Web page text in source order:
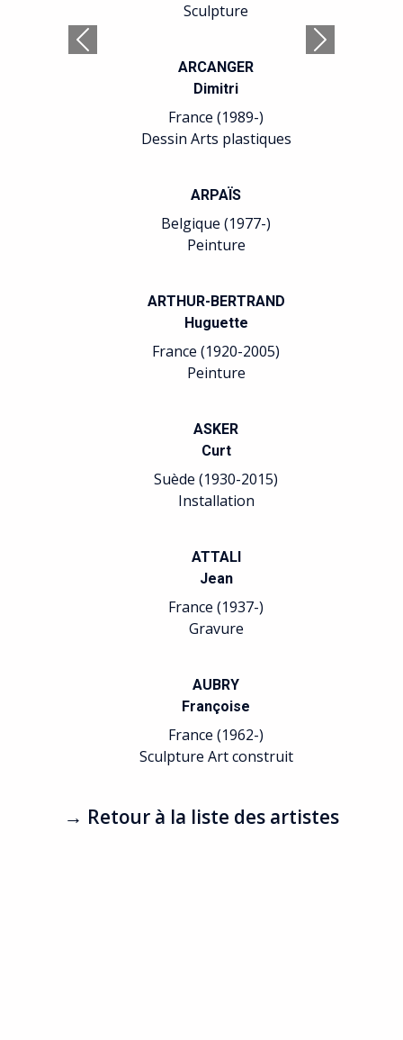
Sculpture
ARCANGER
Dimitri
France (1989-)
Dessin Arts plastiques
ARPAÏS
Belgique (1977-)
Peinture
ARTHUR-BERTRAND
Huguette
France (1920-2005)
Peinture
ASKER
Curt
Suède (1930-2015)
Installation
ATTALI
Jean
France (1937-)
Gravure
AUBRY
Françoise
France (1962-)
Sculpture Art construit
Précédent Suivant
→ Retour à la liste des artistes